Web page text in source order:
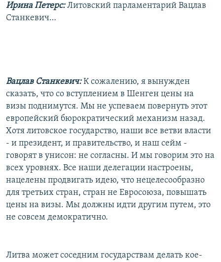
Ирина Петерс:Литовский парламентарий Вацлав
Станкевич…
Вацлав Станкевич:К сожалению, я вынужден
сказать, что со вступлением в Шенген цены на
визы поднимутся. Мы не успеваем повернуть этот
европейский бюрократический механизм назад.
Хотя литовское государство, наши все ветви власти
- и президент, и правительство, и наш сейм -
говорят в унисон: не согласны. И мы говорим это на
всех уровнях. Все наши делегации настроены,
нацелены продвигать идею, что нецелесообразно
для третьих стран, стран не Евросоюза, повышать
цены на визы. Мы должны идти другим путем, это
не совсем демократично.
Литва может соседним государствам делать кое-